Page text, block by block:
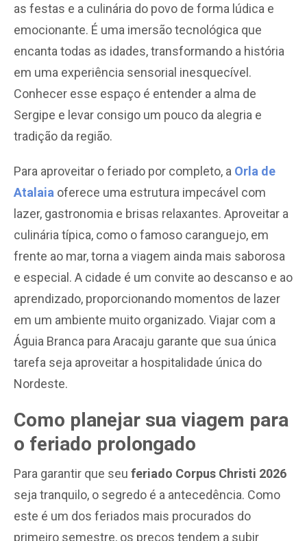
as festas e a culinária do povo de forma lúdica e
emocionante. É uma imersão tecnológica que
encanta todas as idades, transformando a história
em uma experiência sensorial inesquecível.
Conhecer esse espaço é entender a alma de
Sergipe e levar consigo um pouco da alegria e
tradição da região.
Para aproveitar o feriado por completo, a Orla de
Atalaia oferece uma estrutura impecável com
lazer, gastronomia e brisas relaxantes. Aproveitar a
culinária típica, como o famoso caranguejo, em
frente ao mar, torna a viagem ainda mais saborosa
e especial. A cidade é um convite ao descanso e ao
aprendizado, proporcionando momentos de lazer
em um ambiente muito organizado. Viajar com a
Águia Branca para Aracaju garante que sua única
tarefa seja aproveitar a hospitalidade única do
Nordeste.
Como planejar sua viagem para
o feriado prolongado
Para garantir que seu feriado Corpus Christi 2026
seja tranquilo, o segredo é a antecedência. Como
este é um dos feriados mais procurados do
primeiro semestre, os preços tendem a subir